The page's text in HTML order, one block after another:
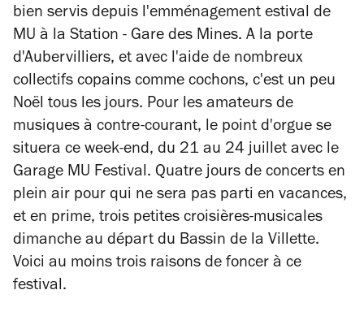
bien servis depuis l'emménagement estival de
MU à la Station - Gare des Mines. A la porte
d'Aubervilliers, et avec l'aide de nombreux
collectifs copains comme cochons, c'est un peu
Noël tous les jours. Pour les amateurs de
musiques à contre-courant, le point d'orgue se
situera ce week-end, du 21 au 24 juillet avec le
Garage MU Festival. Quatre jours de concerts en
plein air pour qui ne sera pas parti en vacances,
et en prime, trois petites croisières-musicales
dimanche au départ du Bassin de la Villette.
Voici au moins trois raisons de foncer à ce
festival.